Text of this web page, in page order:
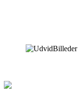
Billeder